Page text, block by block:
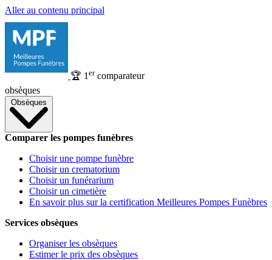
Aller au contenu principal
🏆 1 ercomparateur
obsèques
Obsèques
Comparer les pompes funèbres
Choisir une pompe funèbre
Choisir un crematorium
Choisir un funérarium
Choisir un cimetière
En savoir plus sur la certification Meilleures Pompes Funèbres
Services obsèques
Organiser les obsèques
Estimer le prix des obsèques